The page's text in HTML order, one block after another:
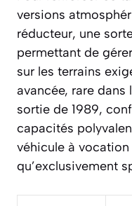
versions
réducteur, une
permettant de
sur les terrains
avancée, rare dans
sortie de 1989,
capacités
véhicule à
qu’exclusivement